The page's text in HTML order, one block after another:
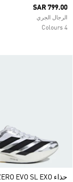
SAR 799.00
الرجال الجري
4 Colours
حذاء ADIZERO EVO SL EXO